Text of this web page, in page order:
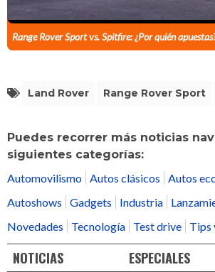
Range Rover Sport vs. Spitfire: ¿Por quién
Land Rover Range Rover Sport
Puedes recorrer más noticias
siguientes categorías:
Automovilismo
Autos clásicos
Autos
Autoshows
Gadgets Industria
Novedades
Tecnología Test drive Tips
NOTICIAS ESPECIALES